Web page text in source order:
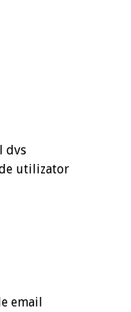
dvs
utilizator
email